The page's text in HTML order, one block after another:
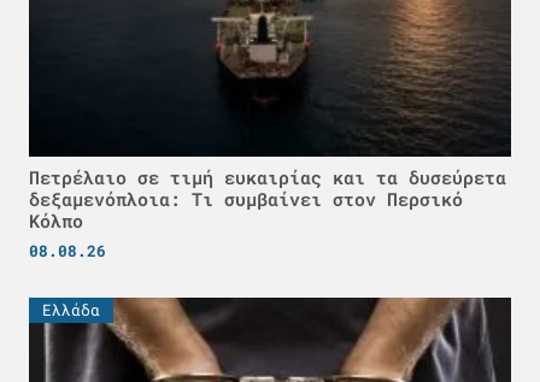
Πετρέλαιο σε τιμή ευκαιρίας και τα δυσεύρετα
δεξαμενόπλοια: Τι συμβαίνει στον Περσικό
Κόλπο
08.08.26
Ελλάδα